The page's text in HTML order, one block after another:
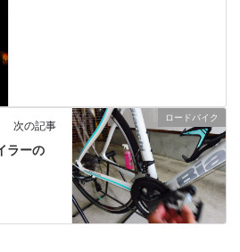
ロードバイク
次の記事
ラーの